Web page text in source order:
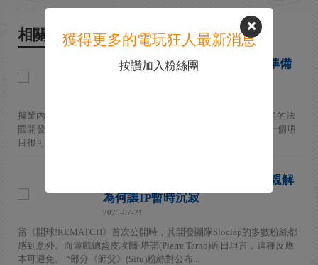
相關新聞
曝《師父》開發商將為Switch 2準備
據業內人士Nash Weedle爆料，以動作遊戲《師父》（Sifu）聞名的法
國開發商Sloclap正為Nintendo Switch 2籌備至少三個項目。 第一個項
目很可能是足球動作遊戲《開球！Rem...
"很抱歉不是《師父2》" 製作人親解
為何讓IP暫時沉寂
2025-07-21
當《開球!REMATCH》首次公開時，其開發團隊Sloclap的多數粉絲都
感到意外。而遊戲總監皮埃爾·塔諾(Pierre Tarno)近日坦言，這種反應
本可避免。 “部分《師父》(Sifu)粉絲對公布...
獲得更多的電玩狂人最新消息
按讚加入粉絲團